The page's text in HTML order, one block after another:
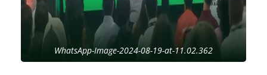
WhatsApp-Image-2024-08-19-at-11.02.362